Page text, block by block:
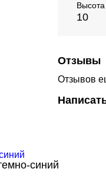
Высота
10
Отзывы
Отзывов
синий